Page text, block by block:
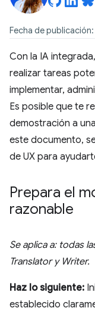
Fecha de
Con la IA
realizar tareas
implementar,
Es posible que te
demostración a
este documento,
de UX para
Prepara el
razonable
Se aplica a: todas
Translator y Writer.
Haz lo siguiente:
establecido